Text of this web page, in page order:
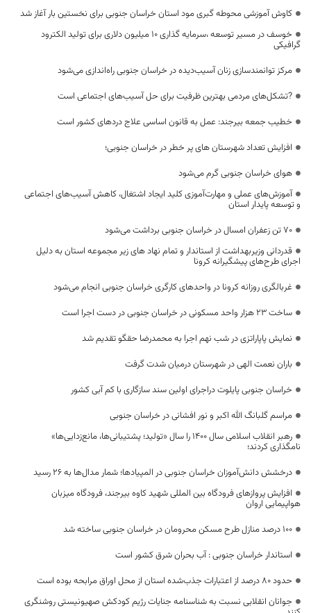
کاوش آموزشی محوطه گبری مود استان خراسان جنوبی برای نخستین بار آغاز شد
خوسف در مسیر توسعه ،سرمایه گذاری ۱۰ میلیون دلاری برای تولید الکترود
گرافیکی
مرکز توانمندسازی زنان آسیب‌دیده در خراسان جنوبی راه‌اندازی می‌شود
?تشکل‌های مردمی بهترین ظرفیت برای حل آسیب‌های اجتماعی است
خطیب جمعه بیرجند: عمل به قانون اساسی علاج دردهای کشور است
افزایش تعداد شهرستان های پر خطر در خراسان جنوبی؛
هوای خراسان جنوبی گرم می‌شود
آموزش‌های عملی و مهارت‌آموزی کلید ایجاد اشتغال، کاهش آسیب‌های اجتماعی
و توسعه پایدار استان
۷۰ تن زعفران امسال در خراسان جنوبی برداشت می‌شود
قدردانی وزیربهداشت از استاندار و تمام نهاد های زیر مجموعه استان به دلیل
اجرای طرح‌های پیشگیرانه کرونا
غربالگری روزانه کرونا در واحدهای کارگری خراسان جنوبی انجام می‌شود
ساخت ۲۳ هزار واحد مسکونی در خراسان جنوبی در دست اجرا است
نمایش پاپاراتزی در شب نهم اجرا به محمدرضا حقگو تقدیم شد
باران نعمت الهی در شهرستان درمیان شدت گرفت
خراسان جنوبی پایلوت دراجرای اولین سند سازگاری با کم آبی کشور
مراسم گلبانگ الله اکبر و نور افشانی در خراسان جنوبی
رهبر انقلاب اسلامی سال ۱۴۰۰ را سال «تولید؛ پشتیبانی‌ها، مانع‌زدایی‌ها»
نامگذاری کردند؛
درخشش دانش‌آموزان خراسان جنوبی در المپیادها؛ شمار مدال‌ها به ۲۶ رسید
افزایش پروازهای فرودگاه بین المللی شهید کاوه بیرجند، فرودگاه میزبان
هواپیمایی اروان
۱۰۰ درصد منازل طرح مسکن محرومان در خراسان جنوبی ساخته شد
استاندار خراسان جنوبی : آب بحران شرق کشور است
حدود 80 درصد از اعتبارات جذب‌شده استان از محل اوراق مرابحه بوده است
جوانان انقلابی نسبت به شناسنامه جنایات رژیم کودکش صهیونیستی روشنگری